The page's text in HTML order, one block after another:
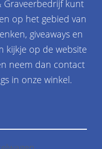
Graveerbedrijf kunt
op het gebied van
giveaways en
kijkje op de website
neem dan contact
in onze winkel.